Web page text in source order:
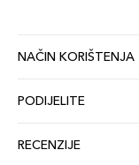
NAČIN KORIŠTENJA
PODIJELITE
RECENZIJE